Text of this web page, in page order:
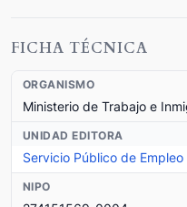
FICHA TÉCNICA
ORGANISMO
Ministerio de Trabajo e
UNIDAD EDITORA
Servicio Público de Empleo
NIPO